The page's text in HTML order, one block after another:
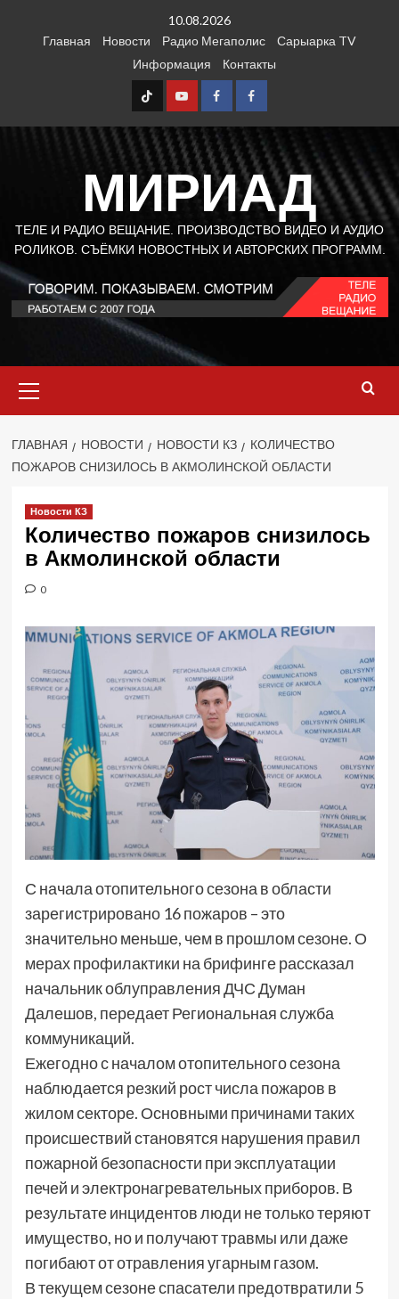
10.08.2026
Главная
Новости Радио Мегаполис
Сарыарка TV
Информация
Контакты
TT Youtube
FB1 FB2
МИРИАД
ТЕЛЕ И РАДИО ВЕЩАНИЕ. ПРОИЗВОДСТВО ВИДЕО И АУДИО
РОЛИКОВ. СЪЁМКИ НОВОСТНЫХ И АВТОРСКИХ ПРОГРАММ.
меню
ГЛАВНАЯ НОВОСТИ НОВОСТИ КЗ
КОЛИЧЕСТВО
ПОЖАРОВ СНИЗИЛОСЬ В АКМОЛИНСКОЙ ОБЛАСТИ
Новости КЗ
Количество пожаров снизилось
в Акмолинской области
0
С начала отопительного сезона в области
зарегистрировано 16 пожаров – это
значительно меньше, чем в прошлом сезоне. О
мерах профилактики на брифинге рассказал
начальник облуправления ДЧС Думан
Далешов, передает Региональная служба
коммуникаций.
Ежегодно с началом отопительного сезона
наблюдается резкий рост числа пожаров в
жилом секторе. Основными причинами таких
происшествий становятся нарушения правил
пожарной безопасности при эксплуатации
печей и электронагревательных приборов. В
результате инцидентов люди не только теряют
имущество, но и получают травмы или даже
погибают от отравления угарным газом.
В текущем сезоне спасатели предотвратили 5